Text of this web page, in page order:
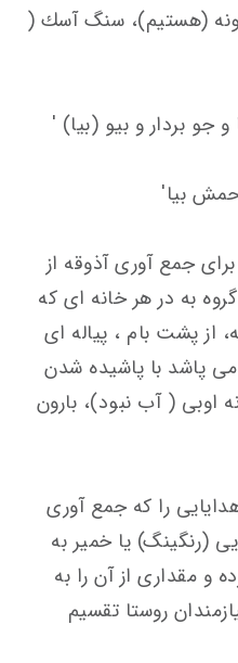
(هستیم)، سنگ آسك (
جو بردار و بیو (بیا) '
بیا'
جمع آوری آذوقه از
به در هر خانه ای كه
از پشت بام ، پیاله ای
پاشد با پاشیده شدن
اوبی ( آب نبود)، بارون
را كه جمع آوری
(رنگینگ) یا خمیر به
و مقداری از آن را به
روستا تقسیم